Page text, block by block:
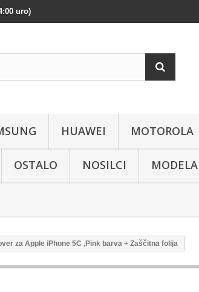
uro)
HUAWEI MOTOROLA
OSTALO NOSILCI
za Apple iPhone 5C ,Pink barva + Zaščitna folija